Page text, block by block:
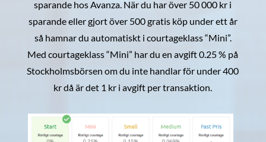
sparande hos Avanza. När du har över 50 000 kr i
sparande eller gjort över 500 gratis köp under ett år
så hamnar du automatiskt i courtageklass “Mini”.
Med courtageklass “Mini” har du en avgift 0.25 % på
Stockholmsbörsen om du inte handlar för under 400
kr då är det 1 kr i avgift per transaktion.